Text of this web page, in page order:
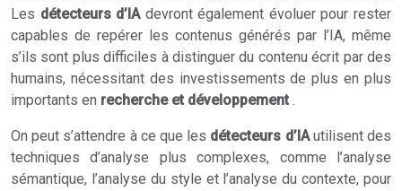
Les détecteurs d’IA devront également évoluer pour rester
capables de repérer les contenus générés par l’IA, même
s’ils sont plus difficiles à distinguer du contenu écrit par des
humains, nécessitant des investissements de plus en plus
importants en recherche et développement .
On peut s’attendre à ce que les détecteurs d’IAutilisent des
techniques d’analyse plus complexes, comme l’analyse
sémantique, l’analyse du style et l’analyse du contexte, pour